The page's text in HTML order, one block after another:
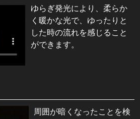
ゆらぎ発光により、柔らか
く暖かな光で、ゆったりと
した時の流れを感じること
ができます。
周囲が暗くなったことを検